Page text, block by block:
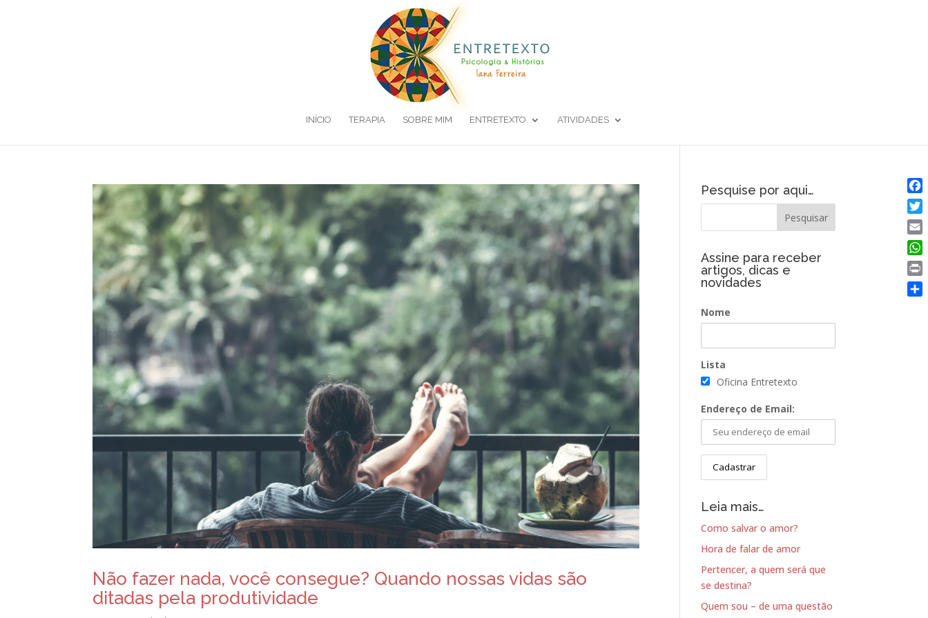
INÍCIO TERAPIA SOBRE MIM ENTRETEXTO ATIVIDADES
Não fazer nada, você consegue? Quando nossas vidas são
ditadas pela produtividade
Pesquise por aqui…
Assine para receber
artigos, dicas e
novidades
Nome
Lista
Oficina Entretexto
Endereço de Email:
Leia mais…
Como salvar o amor?
Hora de falar de amor
Pertencer, a quem será que
se destina?
Quem sou – de uma questão
Print